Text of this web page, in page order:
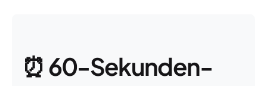
⏰ 60-Sekunden-